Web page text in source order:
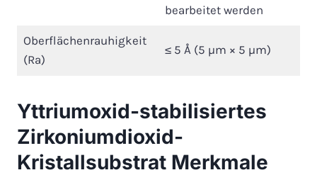
bearbeitet werden
Oberflächenrauhigkeit
(Ra)
≤ 5 Å (5 µm × 5 µm)
Yttriumoxid-stabilisiertes
Zirkoniumdioxid-
Kristallsubstrat Merkmale